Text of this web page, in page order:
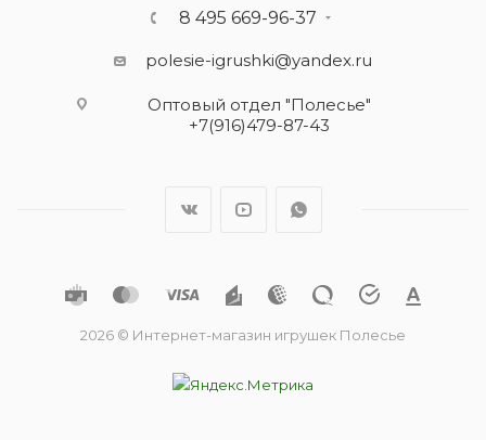
8 495 669-96-37
polesie-igrushki@yandex.ru
Оптовый отдел "Полесье"
+7(916)479-87-43
2026 © Интернет-магазин игрушек Полесье